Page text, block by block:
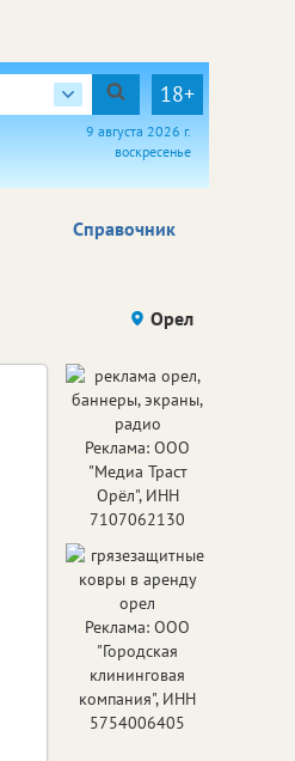
18+
9 августа 2026 г.
воскресенье
Справочник
экономист
Орел
Реклама: ООО
"Медиа Траст
Орёл", ИНН
7107062130
Реклама: ООО
"Городская
клининговая
компания", ИНН
5754006405